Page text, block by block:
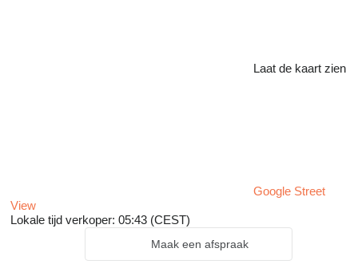
Laat de kaart zien
Google Street
View
Lokale tijd verkoper: 05:43 (CEST)
Maak een afspraak